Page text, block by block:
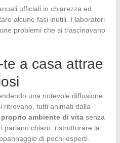
ufficiali in chiarezza ed
alcune fasi inutili. I laboratori
problemi che si trascinavano
a casa attrae
una notevole diffusione.
ritrovano, tutti animati dalla
ambiente di vitasenza
parlano chiaro: ristrutturare la
di pochi esperti.